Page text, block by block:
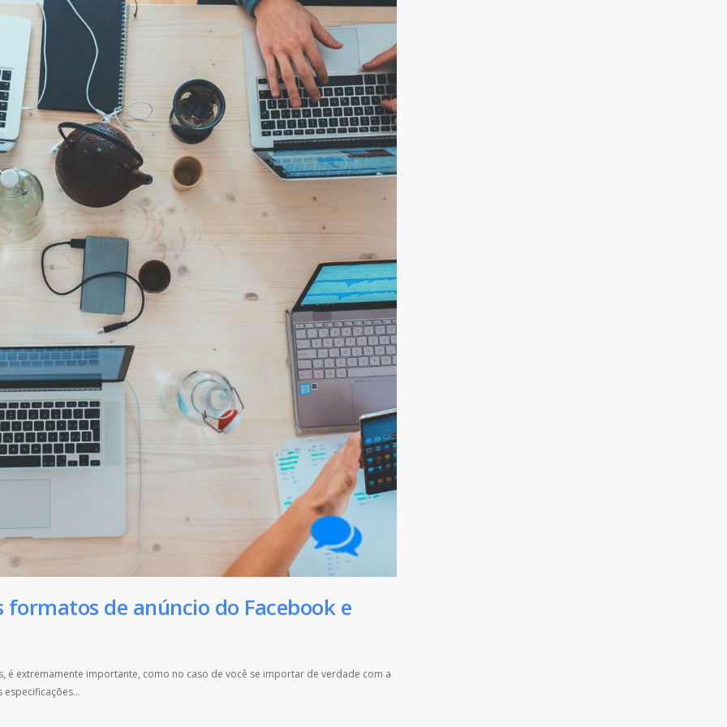
formatos de anúncio do Facebook e
é extremamente importante, como no caso de você se importar de verdade com a